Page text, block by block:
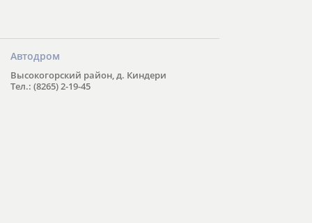
Автодром
Высокогорский район, д. Киндери
Тел.: (8265) 2-19-45